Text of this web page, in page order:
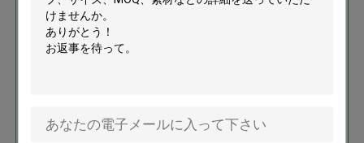
化されたCNCの機械化の部品の
続行